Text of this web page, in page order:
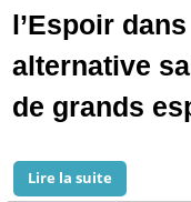
l’Espoir
alternative
de grands
Lire la suite